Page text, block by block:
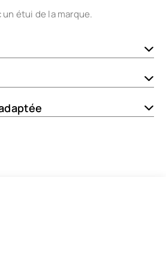
étui de la marque.